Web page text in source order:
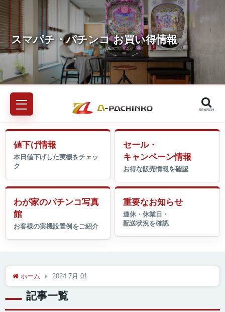
SEARCH
値下げ情報
セール・
キャンペーン情報
わが家のパチンコ写真
館
重要なお知らせ
ホーム 2024 7月 01
記事一覧